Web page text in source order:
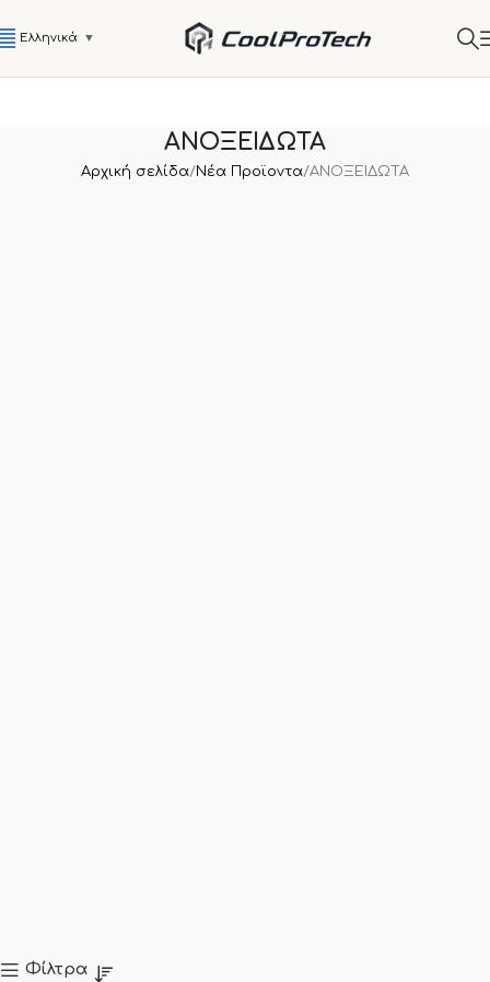
Ελληνικά ▼
ΑΝΟΞΕΙΔΩΤΑ
Αρχική σελίδα Νέα Προϊοντα ΑΝΟΞΕΙΔΩΤΑ
Φίλτρα